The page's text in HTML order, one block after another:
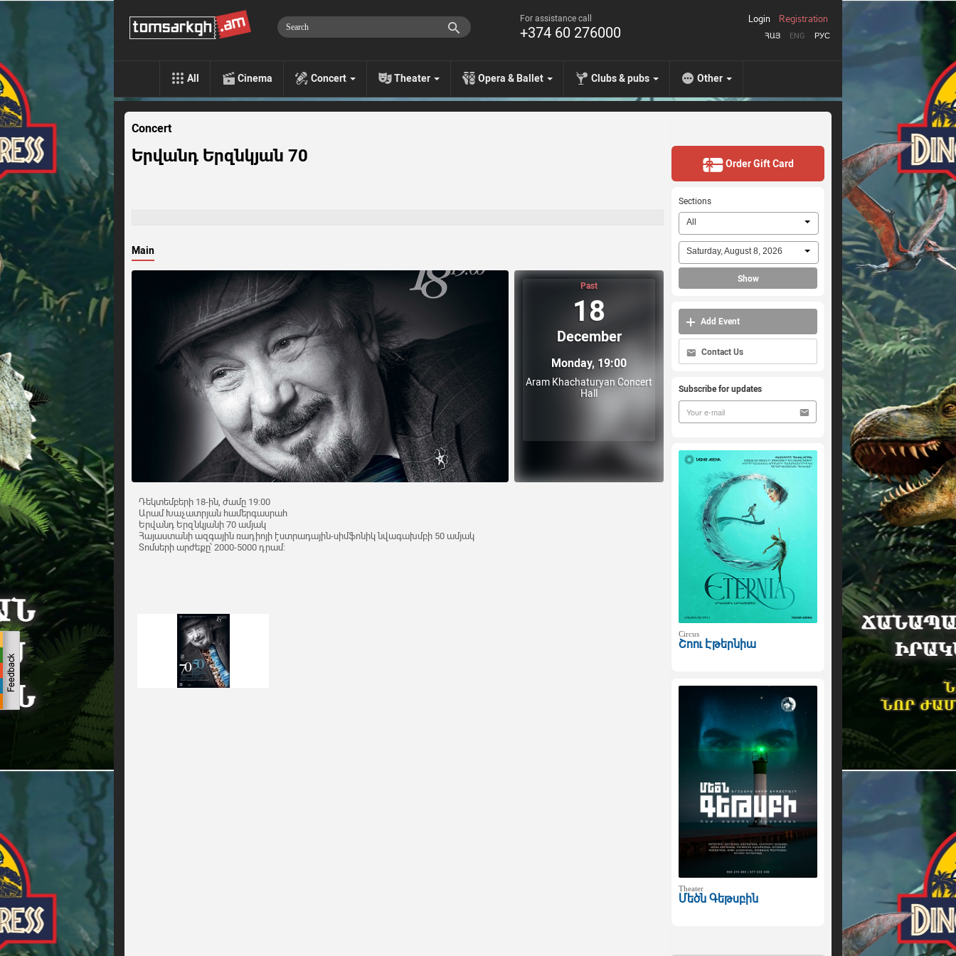
For assistance call
+374 60 276000 ՀԱՅ ENG РУС
Login Registration
All Cinema Concert Theater Opera & Ballet Clubs & pubs Other
Concert
Երվանդ Երզնկյան 70
Main
Past
18
December
Monday, 19:00
Aram Khachaturyan Concert
Hall
Դեկտեմբերի 18-ին, ժամը 19:00
Արամ Խաչատրյան համերգասրահ
Երվանդ Երզնկյանի 70 ամյակ
Հայաստանի ազգային ռադիոյի էստրադային-սիմֆոնիկ նվագախմբի 50 ամյակ
Տոմսերի արժեքը՝ 2000-5000 դրամ:
Order Gift Card
Sections
All
Saturday, August 8, 2026
Show
Add Event
Contact Us
Subscribe for updates
Circus
Շոու Էթերնիա
Theater
Մեծն Գեթսբին